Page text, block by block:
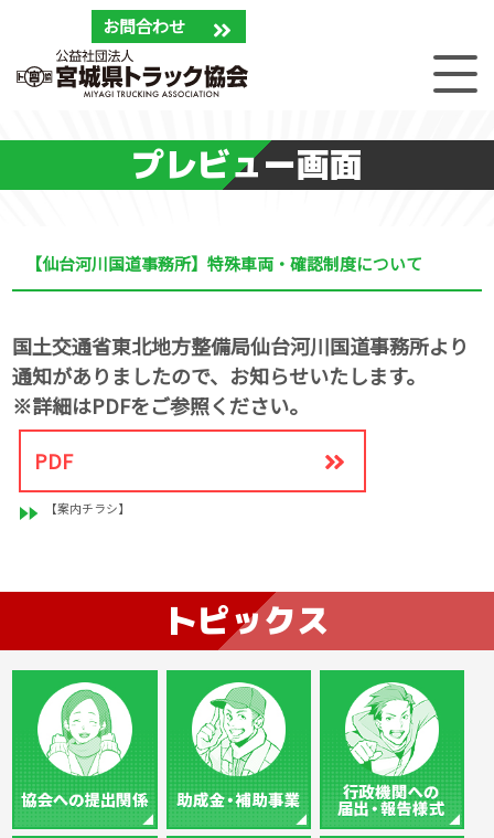
お問合わせ
プレビュー画面
【仙台河川国道事務所】特殊車両・確認制度について
国土交通省東北地方整備局仙台河川国道事務所より
通知がありましたので、お知らせいたします。
※詳細はPDFをご参照ください。
PDF
【案内チラシ】
トピックス